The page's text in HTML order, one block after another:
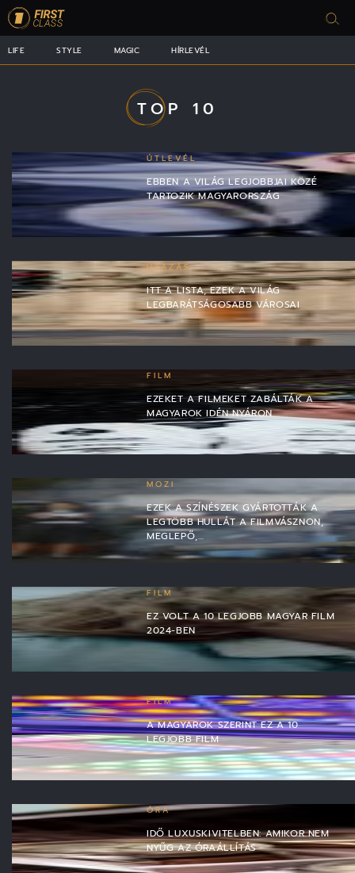
LIFE STYLE MAGIC HÍRLEVÉL
TOP 10
ÚTLEVÉL
EBBEN A VILÁG LEGJOBBJAI KÖZÉ
TARTOZIK MAGYARORSZÁG
UTAZÁS
ITT A LISTA, EZEK A VILÁG
LEGBARÁTSÁGOSABB VÁROSAI
FILM
EZEKET A FILMEKET ZABÁLTÁK A
MAGYAROK IDÉN NYÁRON
MOZI
EZEK A SZÍNÉSZEK GYÁRTOTTÁK A
LEGTÖBB HULLÁT A FILMVÁSZNON,
MEGLEPŐ,…
FILM
EZ VOLT A 10 LEGJOBB MAGYAR FILM
2024-BEN
FILM
A MAGYAROK SZERINT EZ A 10
LEGJOBB FILM
ÓRA
IDŐ LUXUSKIVITELBEN: AMIKOR NEM
NYŰG AZ ÓRAÁLLÍTÁS